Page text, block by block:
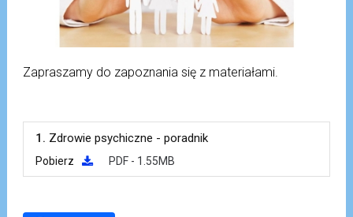
Zapraszamy do zapoznania się z materiałami.
1. Zdrowie psychiczne - poradnik
Pobierz PDF - 1.55MB